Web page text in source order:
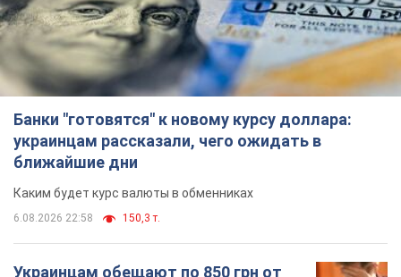
Каким будет курс валюты в обменниках
6.08.2026 22:58 150,3 т.
Украинцам обещают по 850 грн от
мобильных операторов: что не так с
этими сообщениями
Как не попасть в ловушку мошенников
6.08.2026 21:02 15,1 т.
Самый дорогой футболист
"Динамо" забил "Карабаху" уже на